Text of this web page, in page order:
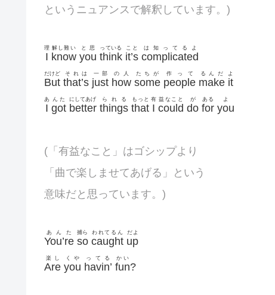
というニュアンスで解釈しています。)
I
理
know
解し難い
you
と思
think
っている
it’s
こと
complicated
は知ってるよ
But
だけど
that’s
それは
just
一部
how
の人
some
たちが
people
作って
make
るんだ
it
よ
I
あ
got
んた
better
にしてあげ
things
られる
that
もっと
I
有
could
益なこと
do
が
for
ある
you
よ
(「有益なこと」はゴシップより
「曲で楽しませてあげる」という
意味だと思っています。)
You’re
あんた
so
捕ら
caught
われてるん
up
だよ
Are
楽し
you
くや
havin’
ってる
fun
かい
?